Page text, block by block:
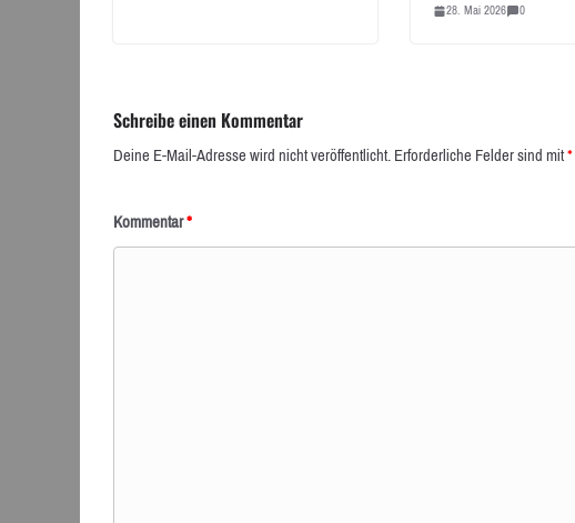
28. Mai 2026 0
Schreibe einen Kommentar
Deine E-Mail-Adresse wird nicht veröffentlicht.Erforderliche Felder sind mit*
Kommentar*